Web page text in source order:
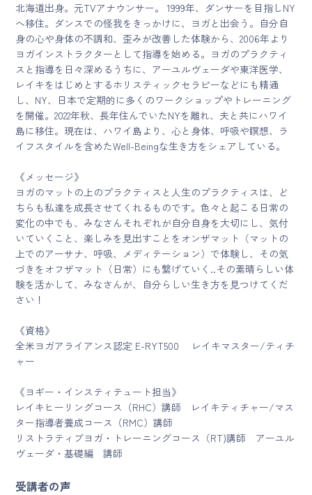
北海道出身。元TVアナウンサー。 1999年、ダンサーを目指しNY
へ移住。ダンスでの怪我をきっかけに、ヨガと出会う。自分自
身の心や身体の不調和、歪みが改善した体験から、2006年より
ヨガインストラクターとして指導を始める。ヨガのプラクティ
スと指導を日々深めるうちに、アーユルヴェーダや東洋医学、
レイキをはじめとするホリスティックセラピーなどにも精通
し、NY、日本で定期的に多くのワークショップやトレーニング
を開催。2022年秋、長年住んでいたNYを離れ、夫と共にハワイ
島に移住。現在は、ハワイ島より、心と身体、呼吸や瞑想、ラ
イフスタイルを含めたWell-Beingな生き方をシェアしている。
《メッセージ》
ヨガのマットの上のプラクティスと人生のプラクティスは、ど
ちらも私達を成長させてくれるものです。色々と起こる日常の
変化の中でも、みなさんそれぞれが自分自身を大切にし、気付
いていくこと、楽しみを見出すことをオンザマット（マットの
上でのアーサナ、呼吸、メディテーション）で体験し、その気
づきをオフザマット（日常）にも繋げていく..その素晴らしい体
験を活かして、みなさんが、自分らしい生き方を見つけてくだ
さい！
《資格》
全米ヨガアライアンス認定 E-RYT500 レイキマスター/ティチ
ャー
《ヨギー・インスティテュート担当》
レイキヒーリングコース（RHC）講師 レイキティチャー/マス
ター指導者養成コース（RMC）講師
リストラティブヨガ・トレーニングコース（RT)講師 アーユル
ヴェーダ・基礎編 講師
受講者の声